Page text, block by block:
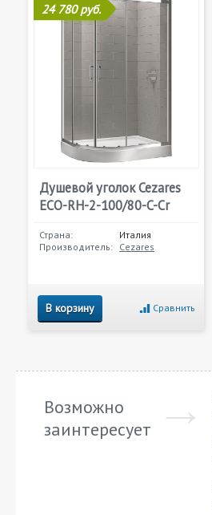
24 780 руб.
Душевой уголок Cezares
ECO-RH-2-100/80-C-Cr
Страна:
Италия
Производитель: Cezares
В корзину Сравнить
Возможно
заинтересует